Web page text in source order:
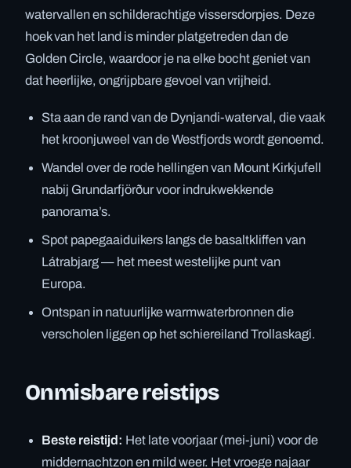
watervallen en schilderachtige vissersdorpjes. Deze
hoek van het land is minder platgetreden dan de
Golden Circle, waardoor je na elke bocht geniet van
dat heerlijke, ongrijpbare gevoel van vrijheid.
Sta aan de rand van de Dynjandi-waterval, die vaak
het kroonjuweel van de Westfjords wordt genoemd.
Wandel over de rode hellingen van Mount Kirkjufell
nabij Grundarfjörður voor indrukwekkende
panorama’s.
Spot papegaaiduikers langs de basaltkliffen van
Látrabjarg — het meest westelijke punt van
Europa.
Ontspan in natuurlijke warmwaterbronnen die
verscholen liggen op het schiereiland Trollaskagi.
Onmisbare reistips
Beste reistijd: Het late voorjaar (mei-juni) voor de
middernachtzon en mild weer. Het vroege najaar